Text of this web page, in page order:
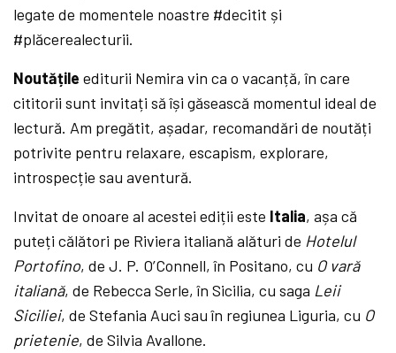
legate de momentele noastre #decitit și
#plăcerealecturii.
Noutățile editurii Nemira vin ca o vacanță, în care
cititorii sunt invitați să își găsească momentul ideal de
lectură. Am pregătit, așadar, recomandări de noutăți
potrivite pentru relaxare, escapism, explorare,
introspecție sau aventură.
Invitat de onoare al acestei ediții este Italia, așa că
puteți călători pe Riviera italiană alături de Hotelul
Portofino, de J. P. O’Connell, în Positano, cu O vară
italiană, de Rebecca Serle, în Sicilia, cu saga Leii
Siciliei, de Stefania Auci sau în regiunea Liguria, cu O
prietenie, de Silvia Avallone.